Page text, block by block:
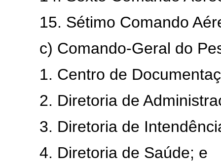
15. Sétimo Comando
c) Comando-Geral do
1. Centro de
2. Diretoria de
3. Diretoria de
4. Diretoria de Saúde; e